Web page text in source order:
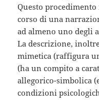
Questo
corso di una
ad almeno uno degli
La descrizione,
mimetica (raffigura
(ha un compito a
allegorico-simbolica
condizioni